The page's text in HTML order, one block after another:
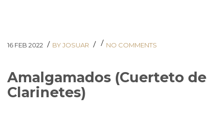
16 FEB 2022 / BY JOSUAR / / NO COMMENTS
Amalgamados (Cuerteto de
Clarinetes)